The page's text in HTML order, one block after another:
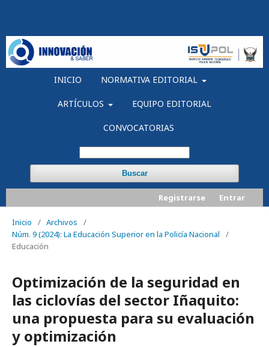
INICIO NORMATIVA EDITORIAL
ARTÍCULOS EQUIPO EDITORIAL
CONVOCATORIAS
Buscar
Registrarse Entrar
Inicio / Archivos
/
Núm. 9 (2024): La Educación Superior en la Policía Nacional
/
Educación
Optimización de la seguridad en
las ciclovías del sector Iñaquito:
una propuesta para su evaluación
y optimización